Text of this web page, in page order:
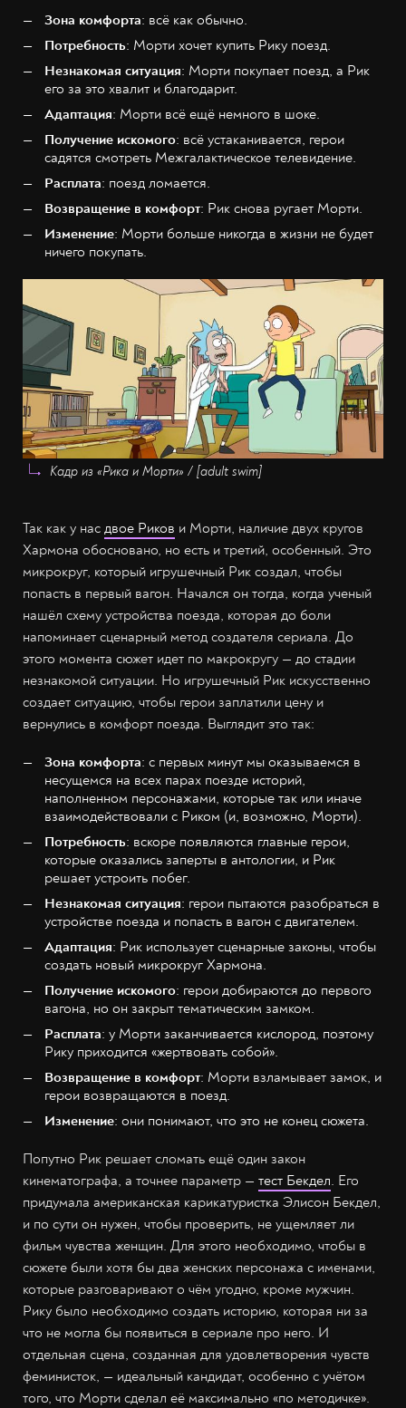
Зона комфорта: всё как обычно.
Потребность: Морти хочет купить Рику поезд.
Незнакомая ситуация: Морти покупает поезд, а Рик
его за это хвалит и благодарит.
Адаптация: Морти всё ещё немного в шоке.
Получение искомого: всё устаканивается, герои
садятся смотреть Межгалактическое телевидение.
Расплата: поезд ломается.
Возвращение в комфорт: Рик снова ругает Морти.
Изменение: Морти больше никогда в жизни не будет
ничего покупать.
Кадр из «Рика и Морти» / [adult swim]
Так как у нас двое Риков и Морти, наличие двух кругов
Хармона обосновано, но есть и третий, особенный. Это
микрокруг, который игрушечный Рик создал, чтобы
попасть в первый вагон. Начался он тогда, когда ученый
нашёл схему устройства поезда, которая до боли
напоминает сценарный метод создателя сериала. До
этого момента сюжет идет по макрокругу — до стадии
незнакомой ситуации. Но игрушечный Рик искусственно
создает ситуацию, чтобы герои заплатили цену и
вернулись в комфорт поезда. Выглядит это так:
Зона комфорта: с первых минут мы оказываемся в
несущемся на всех парах поезде историй,
наполненном персонажами, которые так или иначе
взаимодействовали с Риком (и, возможно, Морти).
Потребность: вскоре появляются главные герои,
которые оказались заперты в антологии, и Рик
решает устроить побег.
Незнакомая ситуация: герои пытаются разобраться в
устройстве поезда и попасть в вагон с двигателем.
Адаптация: Рик использует сценарные законы, чтобы
создать новый микрокруг Хармона.
Получение искомого: герои добираются до первого
вагона, но он закрыт тематическим замком.
Расплата: у Морти заканчивается кислород, поэтому
Рику приходится «жертвовать собой».
Возвращение в комфорт: Морти взламывает замок, и
герои возвращаются в поезд.
Изменение: они понимают, что это не конец сюжета.
Попутно Рик решает сломать ещё один закон
кинематографа, а точнее параметр — тест Бекдел. Его
придумала американская карикатуристка Элисон Бекдел,
и по сути он нужен, чтобы проверить, не ущемляет ли
фильм чувства женщин. Для этого необходимо, чтобы в
сюжете были хотя бы два женских персонажа с именами,
которые разговаривают о чём угодно, кроме мужчин.
Рику было необходимо создать историю, которая ни за
что не могла бы появиться в сериале про него. И
отдельная сцена, созданная для удовлетворения чувств
феминисток, — идеальный кандидат, особенно с учётом
того, что Морти сделал её максимально «по методичке».